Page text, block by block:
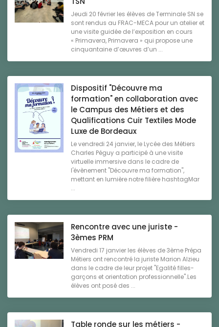
Jeudi 20 février les élèves de Terminale SN se
sont rendus au FRAC-MECA pour un atelier et
une visite guidée de l’exposition en cours
« Primavera, Primavera » qui propose une
cinquantaine d’œuvres d’un ...
Dispositif "Découvre ma
formation" en collaboration avec
le Campus des Métiers et des
Qualifications Cuir Textiles Mode
Luxe de Bordeaux
Le vendredi 24 janvier, le Lycée des Métiers
Charles Péguy a participé à une visite
virtuelle immersive dans le cadre de
l'évènement "Découvre ma formation",
mettant en lumière notre filière hashtagMar
...
Rencontre avec une juriste -
3èmes PRM
Vendredi 17 janvier les élèves de 3ème Prépa
Métiers ont rencontré la juriste Marion Alzieu
dans le cadre de leur projet "Egalité filles-
garçons et orientation professionnelle".Les
élèves ont posé des ...
Table ronde sur les métiers -